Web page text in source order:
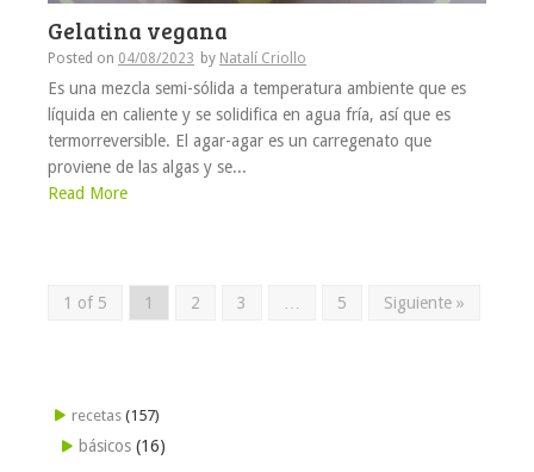
Gelatina vegana
Posted on 04/08/2023 by Natalí Criollo
Es una mezcla semi-sólida a temperatura ambiente que es
líquida en caliente y se solidifica en agua fría, así que es
termorreversible. El agar-agar es un carregenato que
proviene de las algas y se...
Read More
1 of 5 1 2 3 5 Siguiente »
recetas (157)
básicos (16)